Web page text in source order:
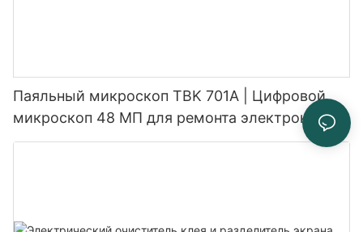
Паяльный микроскоп TBK 701A | Цифровой
микроскоп 48 МП для ремонта электроники и
печатных плат